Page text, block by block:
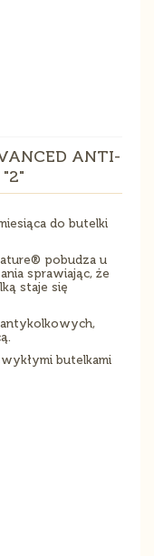
ANTI-
do butelki
pobudza u
sprawiając, że
staje się
butelkami